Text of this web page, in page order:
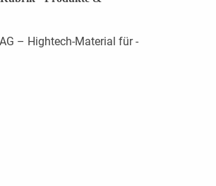
– Hightech-Material für